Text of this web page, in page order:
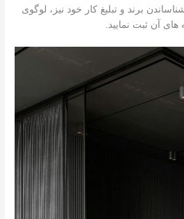
برند و تبلیغ کار خود نیز، لوگوی
آن ثبت نمایید.